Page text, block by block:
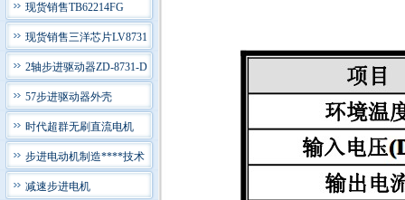
现货销售TB62214FG
现货销售三洋芯片LV8731
2轴步进驱动器ZD-8731-D
57步进驱动器外壳
时代超群无刷直流电机
步进电动机制造****技术
减速步进电机